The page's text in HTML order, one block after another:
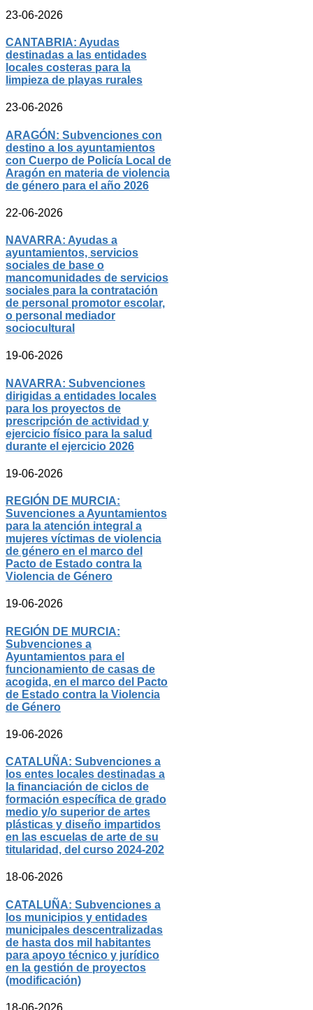
23-06-2026
CANTABRIA: Ayudas
destinadas a las entidades
locales costeras para la
limpieza de playas rurales
23-06-2026
ARAGÓN: Subvenciones con
destino a los ayuntamientos
con Cuerpo de Policía Local de
Aragón en materia de violencia
de género para el año 2026
22-06-2026
NAVARRA: Ayudas a
ayuntamientos, servicios
sociales de base o
mancomunidades de servicios
sociales para la contratación
de personal promotor escolar,
o personal mediador
sociocultural
19-06-2026
NAVARRA: Subvenciones
dirigidas a entidades locales
para los proyectos de
prescripción de actividad y
ejercicio físico para la salud
durante el ejercicio 2026
19-06-2026
REGIÓN DE MURCIA:
Suvenciones a Ayuntamientos
para la atención integral a
mujeres víctimas de violencia
de género en el marco del
Pacto de Estado contra la
Violencia de Género
19-06-2026
REGIÓN DE MURCIA:
Subvenciones a
Ayuntamientos para el
funcionamiento de casas de
acogida, en el marco del Pacto
de Estado contra la Violencia
de Género
19-06-2026
CATALUÑA: Subvenciones a
los entes locales destinadas a
la financiación de ciclos de
formación específica de grado
medio y/o superior de artes
plásticas y diseño impartidos
en las escuelas de arte de su
titularidad, del curso 2024-202
18-06-2026
CATALUÑA: Subvenciones a
los municipios y entidades
municipales descentralizadas
de hasta dos mil habitantes
para apoyo técnico y jurídico
en la gestión de proyectos
(modificación)
18-06-2026